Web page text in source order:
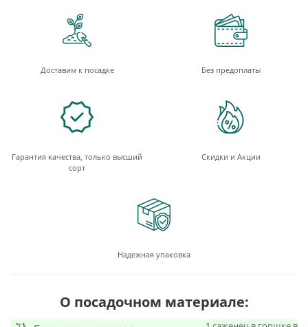
Доставим к посадке Без предоплаты
Гарантия качества, только высший
сорт
Скидки и Акции
Надежная упаковка
О посадочном материале: